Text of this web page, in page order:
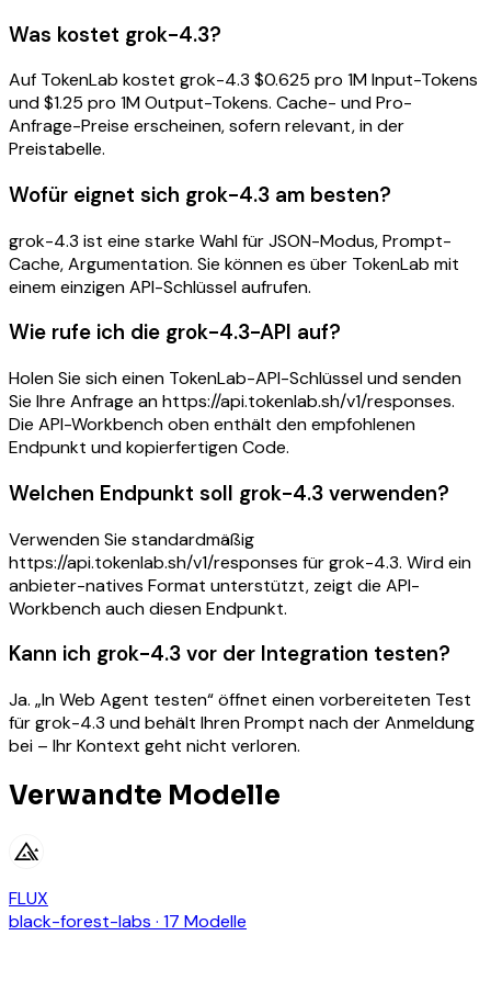
Was kostet grok-4.3?
Auf TokenLab kostet grok-4.3 $0.625 pro 1M Input-Tokens
und $1.25 pro 1M Output-Tokens. Cache- und Pro-
Anfrage-Preise erscheinen, sofern relevant, in der
Preistabelle.
Wofür eignet sich grok-4.3 am besten?
grok-4.3 ist eine starke Wahl für JSON-Modus, Prompt-
Cache, Argumentation. Sie können es über TokenLab mit
einem einzigen API-Schlüssel aufrufen.
Wie rufe ich die grok-4.3-API auf?
Holen Sie sich einen TokenLab-API-Schlüssel und senden
Sie Ihre Anfrage an https://api.tokenlab.sh/v1/responses.
Die API-Workbench oben enthält den empfohlenen
Endpunkt und kopierfertigen Code.
Welchen Endpunkt soll grok-4.3 verwenden?
Verwenden Sie standardmäßig
https://api.tokenlab.sh/v1/responses für grok-4.3. Wird ein
anbieter-natives Format unterstützt, zeigt die API-
Workbench auch diesen Endpunkt.
Kann ich grok-4.3 vor der Integration testen?
Ja. „In Web Agent testen“ öffnet einen vorbereiteten Test
für grok-4.3 und behält Ihren Prompt nach der Anmeldung
bei – Ihr Kontext geht nicht verloren.
Verwandte Modelle
FLUX
black-forest-labs · 17 Modelle